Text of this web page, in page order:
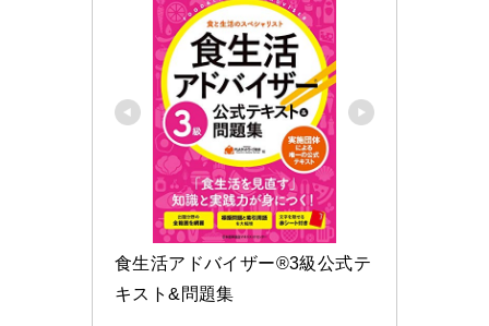
食生活アドバイザー®3級公式テ
キスト&問題集